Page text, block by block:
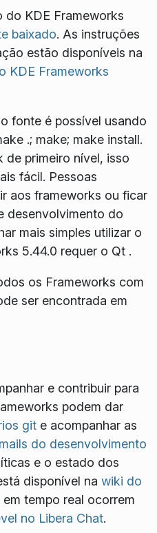
KDE Frameworks
baixado. As instruções
estão disponíveis na
KDE Frameworks
fonte é possível usando
.; make; make install.
de primeiro nível, isso
fácil. Pessoas
aos frameworks ou ficar
desenvolvimento do
mais simples utilizar o
5.44.0 requer o Qt .
os Frameworks com
ser encontrada em
e contribuir para
podem dar
gite acompanhar as
do desenvolvimento
e o estado dos
disponível na wiki do
tempo real ocorrem
no Libera Chat.